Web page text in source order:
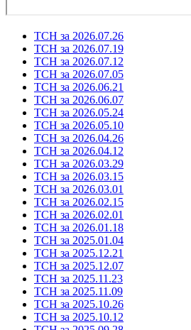
ТСН за 2026.07.26
ТСН за 2026.07.19
ТСН за 2026.07.12
ТСН за 2026.07.05
ТСН за 2026.06.21
ТСН за 2026.06.07
ТСН за 2026.05.24
ТСН за 2026.05.10
ТСН за 2026.04.26
ТСН за 2026.04.12
ТСН за 2026.03.29
ТСН за 2026.03.15
ТСН за 2026.03.01
ТСН за 2026.02.15
ТСН за 2026.02.01
ТСН за 2026.01.18
ТСН за 2025.01.04
ТСН за 2025.12.21
ТСН за 2025.12.07
ТСН за 2025.11.23
ТСН за 2025.11.09
ТСН за 2025.10.26
ТСН за 2025.10.12